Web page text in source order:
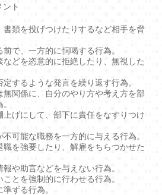
ト
類を投げつけたりするなど相手を脅
で、一方的に恫喝する行為。
どを恣意的に拒絶したり、無視した
するような発言を繰り返す行為。
関係に、自分のやり方や考え方を部
げにして、部下に責任をなすりつけ
可能な職務を一方的に与える行為。
を強要したり、解雇をちらつかせた
や助言などを与えない行為。
とを強制的に行わせる行為。
ずる行為。